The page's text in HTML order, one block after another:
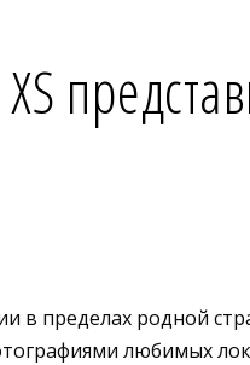
пределах родной
любимых